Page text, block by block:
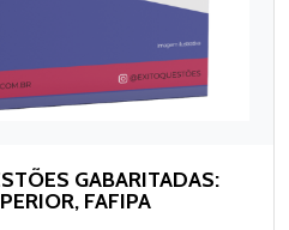
GABARITADAS:
FAFIPA